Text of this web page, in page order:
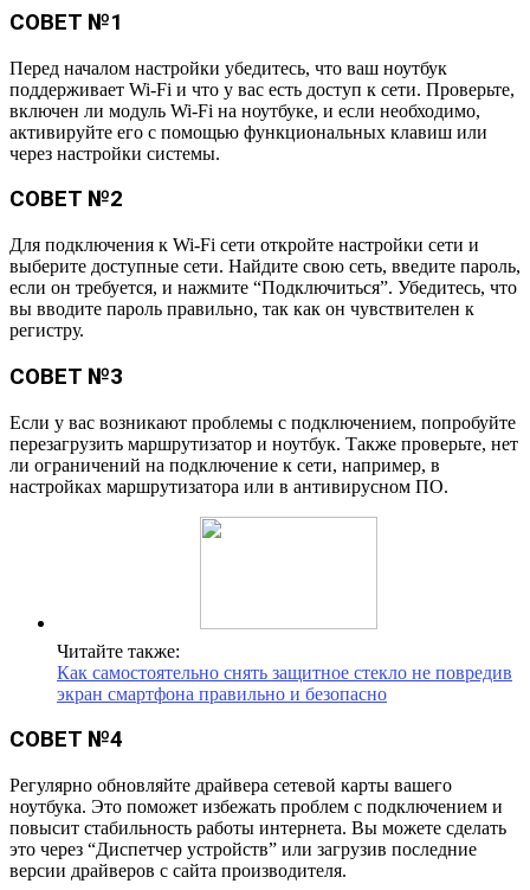
СОВЕТ №1
Перед началом настройки убедитесь, что ваш ноутбук
поддерживает Wi-Fi и что у вас есть доступ к сети. Проверьте,
включен ли модуль Wi-Fi на ноутбуке, и если необходимо,
активируйте его с помощью функциональных клавиш или
через настройки системы.
СОВЕТ №2
Для подключения к Wi-Fi сети откройте настройки сети и
выберите доступные сети. Найдите свою сеть, введите пароль,
если он требуется, и нажмите “Подключиться”. Убедитесь, что
вы вводите пароль правильно, так как он чувствителен к
регистру.
СОВЕТ №3
Если у вас возникают проблемы с подключением, попробуйте
перезагрузить маршрутизатор и ноутбук. Также проверьте, нет
ли ограничений на подключение к сети, например, в
настройках маршрутизатора или в антивирусном ПО.
Читайте также:
Как самостоятельно снять защитное стекло не повредив
экран смартфона правильно и безопасно
СОВЕТ №4
Регулярно обновляйте драйвера сетевой карты вашего
ноутбука. Это поможет избежать проблем с подключением и
повысит стабильность работы интернета. Вы можете сделать
это через “Диспетчер устройств” или загрузив последние
версии драйверов с сайта производителя.